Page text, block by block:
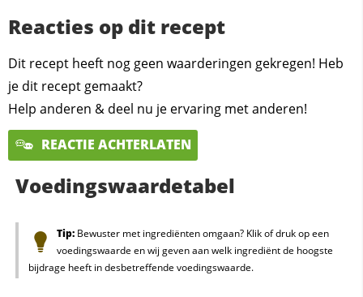
Reacties op dit recept
Dit recept heeft nog geen waarderingen gekregen! Heb
je dit recept gemaakt?
Help anderen & deel nu je ervaring met anderen!
REACTIE ACHTERLATEN
Voedingswaardetabel
Tip:Bewuster met ingrediënten omgaan? Klik of druk op een
voedingswaarde en wij geven aan welk ingrediënt de hoogste
bijdrage heeft in desbetreffende voedingswaarde.